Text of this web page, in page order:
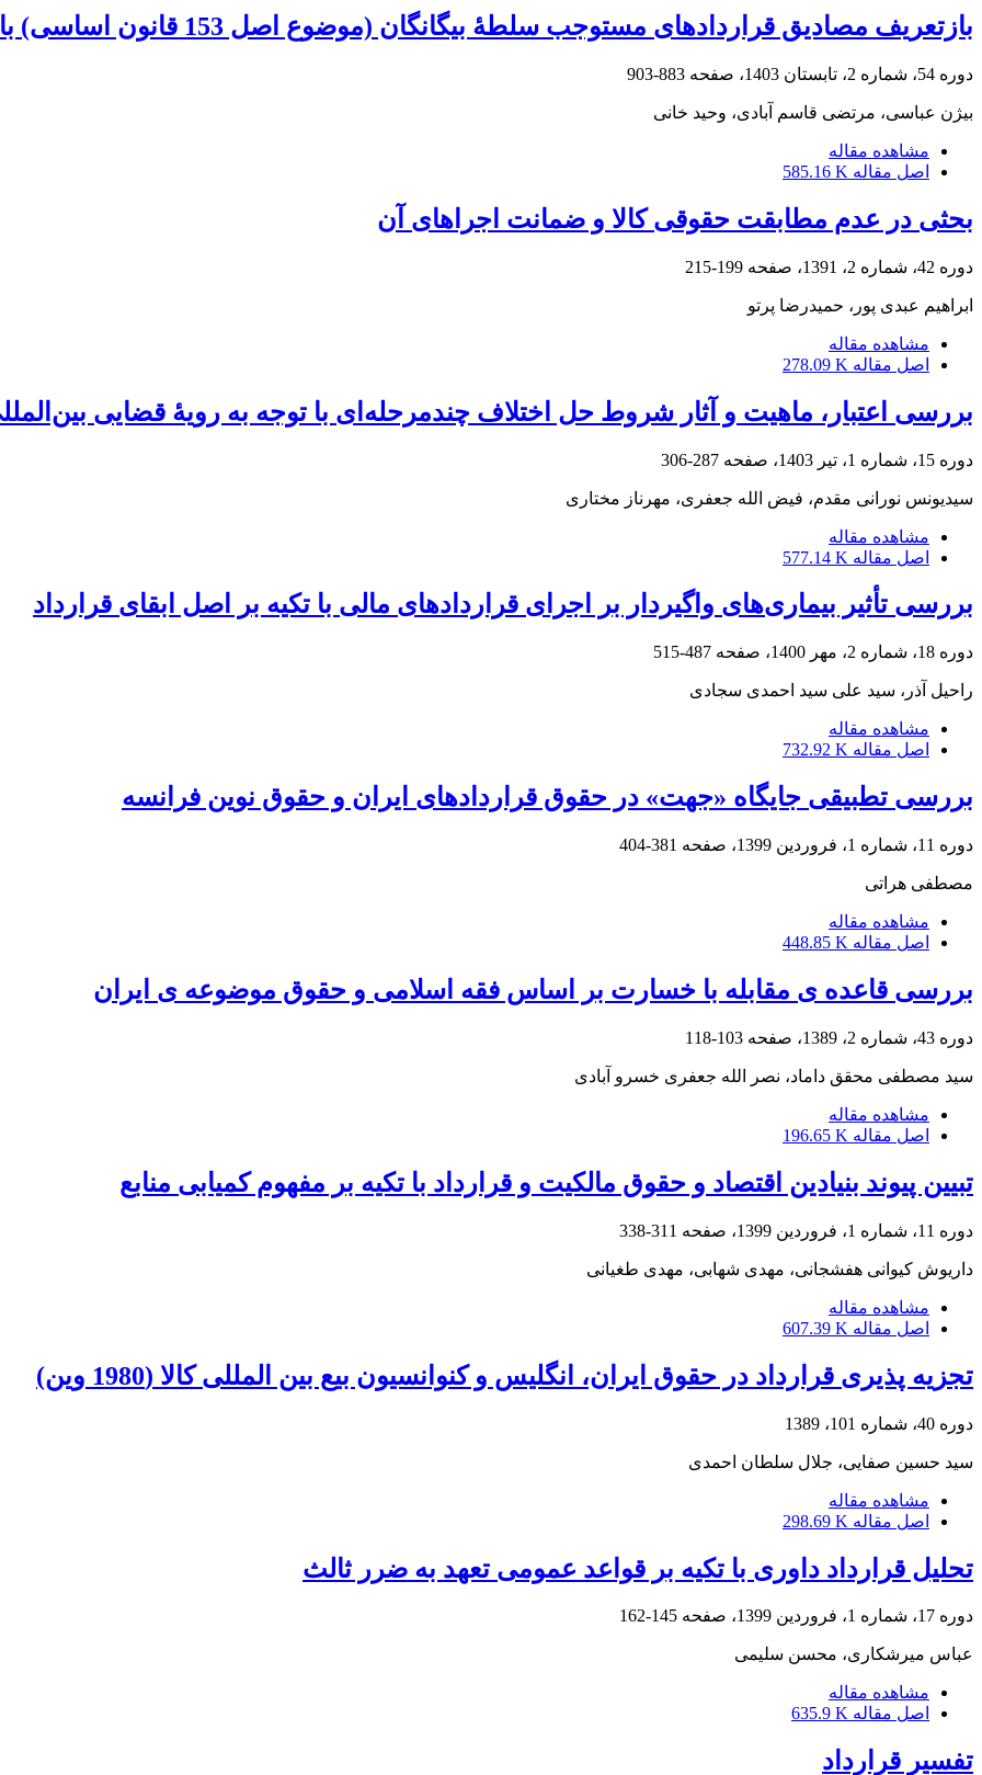
بازتعریف مصادیق قراردادهای مستوجب سلطۀ بیگانگان (موضوع اصل 153 قانون اساسی) با نگاهی به نظرهای شورای نگهبان
دوره 54، شماره 2، تابستان 1403، صفحه 883-903
بیژن عباسی، مرتضی قاسم آبادی، وحید خانی
مشاهده مقاله
اصل مقاله 585.16 K
بحثی در عدم مطابقت حقوقی کالا و ضمانت اجراهای آن
دوره 42، شماره 2، 1391، صفحه 199-215
ابراهیم عبدی پور، حمیدرضا پرتو
مشاهده مقاله
اصل مقاله 278.09 K
بررسی اعتبار، ماهیت و آثار شروط حل اختلاف چندمرحله‌ای با توجه به ‏رویۀ قضایی
دوره 15، شماره 1، تیر 1403، صفحه 287-306
سیدیونس نورانی مقدم، فیض الله جعفری، مهرناز مختاری
مشاهده مقاله
اصل مقاله 577.14 K
بررسی تأثیر بیماری‌های واگیردار بر اجرای قراردادهای مالی با تکیه بر اصل ابقای قرارداد
دوره 18، شماره 2، مهر 1400، صفحه 487-515
راحیل آذر، سید علی سید احمدی سجادی
مشاهده مقاله
اصل مقاله 732.92 K
بررسی تطبیقی جایگاه «جهت» در حقوق قراردادهای ایران و حقوق نوین فرانسه
دوره 11، شماره 1، فروردین 1399، صفحه 381-404
مصطفی هراتی
مشاهده مقاله
اصل مقاله 448.85 K
بررسی قاعده ی مقابله با خسارت بر اساس فقه اسلامی و حقوق موضوعه ی ایران
دوره 43، شماره 2، 1389، صفحه 103-118
سید مصطفی محقق داماد، نصر الله جعفری خسرو آبادی
مشاهده مقاله
اصل مقاله 196.65 K
تبیین پیوند بنیادین اقتصاد و حقوق مالکیت و قرارداد با تکیه بر مفهوم کمیابی منابع
دوره 11، شماره 1، فروردین 1399، صفحه 311-338
داریوش کیوانی هفشجانی، مهدی شهابی، مهدی طغیانی
مشاهده مقاله
اصل مقاله 607.39 K
تجزیه پذیری قرارداد در حقوق ایران، انگلیس و کنوانسیون بیع بین المللی کالا (1980 وین)
دوره 40، شماره 101، 1389
سید حسین صفایی، جلال سلطان احمدی
مشاهده مقاله
اصل مقاله 298.69 K
تحلیل قرارداد داوری با تکیه بر قواعد عمومی تعهد به ضرر ثالث
دوره 17، شماره 1، فروردین 1399، صفحه 145-162
عباس میرشکاری، محسن سلیمی
مشاهده مقاله
اصل مقاله 635.9 K
تفسیر قرارداد